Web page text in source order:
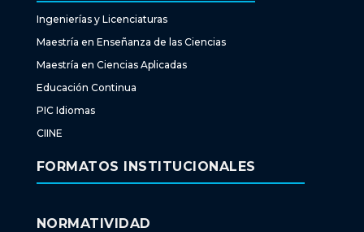
Ingenierías y Licenciaturas
Maestría en Enseñanza de las Ciencias
Maestría en Ciencias Aplicadas
Educación Continua
PIC Idiomas
CIINE
FORMATOS INSTITUCIONALES
NORMATIVIDAD